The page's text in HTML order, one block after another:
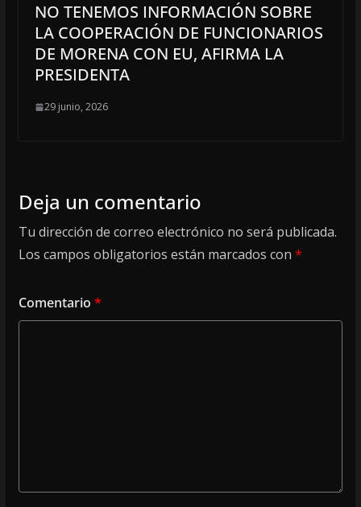
NO TENEMOS INFORMACIÓN SOBRE
LA COOPERACIÓN DE FUNCIONARIOS
DE MORENA CON EU, AFIRMA LA
PRESIDENTA
29 junio, 2026
Deja un comentario
Tu dirección de correo electrónico no será publicada.
Los campos obligatorios están marcados con *
Comentario *